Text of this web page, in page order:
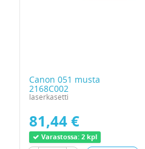
Canon 051 musta
2168C002
laserkasetti
81,44 €
Varastossa: 2 kpl